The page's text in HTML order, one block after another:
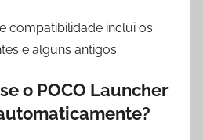
compatibilidade inclui os
e alguns antigos.
o POCO Launcher